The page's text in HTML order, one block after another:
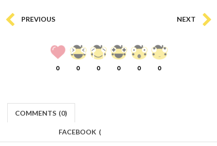
PREVIOUS NEXT
0 0 0 0 0 0
COMMENTS (0)
FACEBOOK (